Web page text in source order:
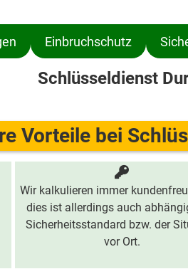
Einbruchschutz
Schlüsseldienst
Vorteile bei
Wir kalkulieren immer
dies ist allerdings auch
Sicherheitsstandard bzw. der
vor Ort.